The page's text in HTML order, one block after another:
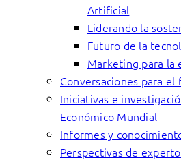
Artificial
Liderando la
Futuro de la
Marketing para la
Conversaciones para
Iniciativas e
Económico Mundial
Informes y
Perspectivas de